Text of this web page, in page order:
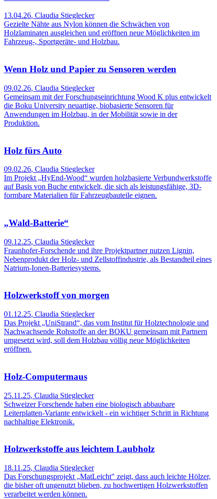
13.04.26, Claudia Stieglecker
Gezielte Nähte aus Nylon können die Schwächen von
Holzlaminaten ausgleichen und eröffnen neue Möglichkeiten im
Fahrzeug-, Sportgeräte- und Holzbau.
Wenn Holz und Papier zu Sensoren werden
09.02.26, Claudia Stieglecker
Gemeinsam mit der Forschungseinrichtung Wood K plus entwickelt
die Boku University neuartige, biobasierte Sensoren für
Anwendungen im Holzbau, in der Mobilität sowie in der
Produktion.
Holz fürs Auto
09.02.26, Claudia Stieglecker
Im Projekt „HyEnd-Wood“ wurden holzbasierte Verbundwerkstoffe
auf Basis von Buche entwickelt, die sich als leistungsfähige, 3D-
formbare Materialien für Fahrzeugbauteile eignen.
„Wald-Batterie“
09.12.25, Claudia Stieglecker
Fraunhofer-Forschende und ihre Projektpartner nutzen Lignin,
Nebenprodukt der Holz- und Zellstoffindustrie, als Bestandteil eines
Natrium-Ionen-Batteriesystems.
Holzwerkstoff von morgen
01.12.25, Claudia Stieglecker
Das Projekt „UniStrand“, das vom Institut für Holztechnologie und
Nachwachsende Rohstoffe an der BOKU gemeinsam mit Partnern
umgesetzt wird, soll dem Holzbau völlig neue Möglichkeiten
eröffnen.
Holz-Computermaus
25.11.25, Claudia Stieglecker
Schweizer Forschende haben eine biologisch abbaubare
Leiterplatten-Variante entwickelt - ein wichtiger Schritt in Richtung
nachhaltige Elektronik.
Holzwerkstoffe aus leichtem Laubholz
18.11.25, Claudia Stieglecker
Das Forschungsprojekt „MatLeicht" zeigt, dass auch leichte Hölzer,
die bisher oft ungenutzt blieben, zu hochwertigen Holzwerkstoffen
verarbeitet werden können.